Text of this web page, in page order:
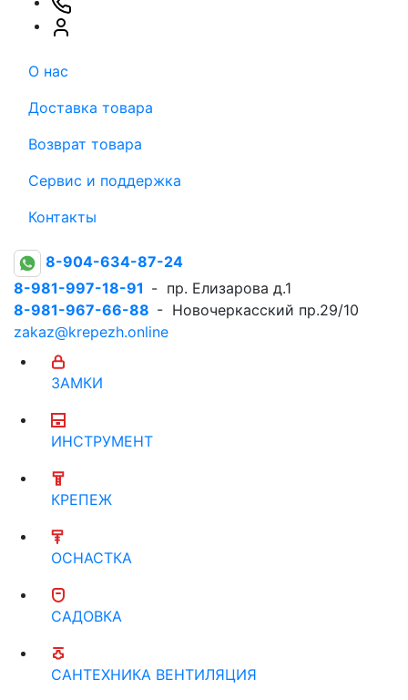
О нас
Доставка товара
Возврат товара
Сервис и поддержка
Контакты
8-904-634-87-24
8-981-997-18-91 - пр. Елизарова д.1
8-981-967-66-88 - Новочеркасский пр.29/10
zakaz@krepezh.online
ЗАМКИ
ИНСТРУМЕНТ
КРЕПЕЖ
ОСНАСТКА
САДОВКА
САНТЕХНИКА ВЕНТИЛЯЦИЯ